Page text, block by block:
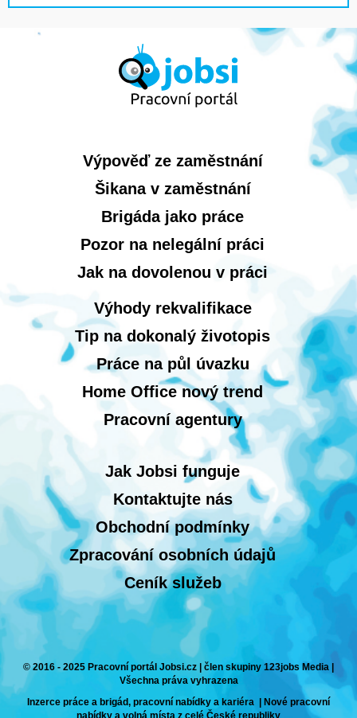
Výpověď ze zaměstnání
Šikana v zaměstnání
Brigáda jako práce
Pozor na nelegální práci
Jak na dovolenou v práci
Výhody rekvalifikace
Tip na dokonalý životopis
Práce na půl úvazku
Home Office nový trend
Pracovní agentury
Jak Jobsi funguje
Kontaktujte nás
Obchodní podmínky
Zpracování osobních údajů
Ceník služeb
© 2016 - 2025 Pracovní portál Jobsi.cz | člen skupiny 123jobs Media |
Všechna práva vyhrazena
Inzerce práce a brigád, pracovní nabídky a kariéra | Nové pracovní
nabídky a volná místa z celé České republiky